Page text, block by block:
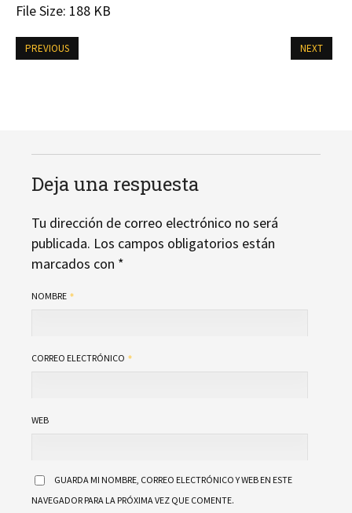
File Size: 188 KB
PREVIOUS NEXT
Deja una respuesta
Tu dirección de correo electrónico no será
publicada. Los campos obligatorios están
marcados con *
NOMBRE
CORREO ELECTRÓNICO
WEB
GUARDA MI NOMBRE, CORREO ELECTRÓNICO Y WEB EN ESTE
NAVEGADOR PARA LA PRÓXIMA VEZ QUE COMENTE.